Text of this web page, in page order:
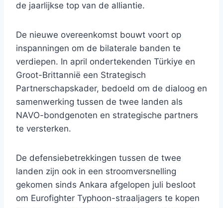
de jaarlijkse top van de alliantie.
De nieuwe overeenkomst bouwt voort op
inspanningen om de bilaterale banden te
verdiepen. In april ondertekenden Türkiye en
Groot-Brittannië een Strategisch
Partnerschapskader, bedoeld om de dialoog en
samenwerking tussen de twee landen als
NAVO-bondgenoten en strategische partners
te versterken.
De defensiebetrekkingen tussen de twee
landen zijn ook in een stroomversnelling
gekomen sinds Ankara afgelopen juli besloot
om Eurofighter Typhoon-straaljagers te kopen